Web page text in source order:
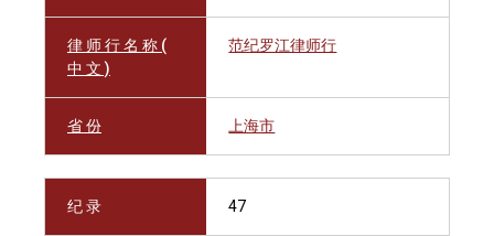
律 师 行 名 称 (
中 文 )
范纪罗江律师行
省 份 上海市
纪 录 47